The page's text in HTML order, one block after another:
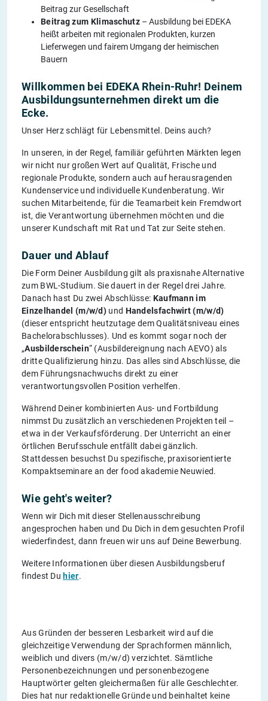
Beitrag zur Gesellschaft
Beitrag zum Klimaschutz– Ausbildung bei EDEKA
heißt arbeiten mit regionalen Produkten, kurzen
Lieferwegen und fairem Umgang der heimischen
Bauern
Willkommen bei EDEKA Rhein-Ruhr! Deinem
Ausbildungsunternehmen direkt um die
Ecke.
Unser Herz schlägt für Lebensmittel. Deins auch?
In unseren, in der Regel, familiär geführten Märkten legen
wir nicht nur großen Wert auf Qualität, Frische und
regionale Produkte, sondern auch auf herausragenden
Kundenservice und individuelle Kundenberatung. Wir
suchen Mitarbeitende, für die Teamarbeit kein Fremdwort
ist, die Verantwortung übernehmen möchten und die
unserer Kundschaft mit Rat und Tat zur Seite stehen.
Dauer und Ablauf
Die Form Deiner Ausbildung gilt als praxisnahe Alternative
zum BWL-Studium. Sie dauert in der Regel drei Jahre.
Danach hast Du zwei Abschlüsse: Kaufmann im
Einzelhandel (m/w/d) und Handelsfachwirt (m/w/d)
(dieser entspricht heutzutage dem Qualitätsniveau eines
Bachelorabschlusses). Und es kommt sogar noch der
„Ausbilderschein“ (Ausbildereignung nach AEVO) als
dritte Qualifizierung hinzu. Das alles sind Abschlüsse, die
dem Führungsnachwuchs direkt zu einer
verantwortungsvollen Position verhelfen.
Während Deiner kombinierten Aus- und Fortbildung
nimmst Du zusätzlich an verschiedenen Projekten teil –
etwa in der Verkaufsförderung. Der Unterricht an einer
örtlichen Berufsschule entfällt dabei gänzlich.
Stattdessen besuchst Du spezifische, praxisorientierte
Kompaktseminare an der food akademie Neuwied.
Wie geht's weiter?
Wenn wir Dich mit dieser Stellenausschreibung
angesprochen haben und Du Dich in dem gesuchten Profil
wiederfindest, dann freuen wir uns auf Deine Bewerbung.
Weitere Informationen über diesen Ausbildungsberuf
findest Du hier.
Aus Gründen der besseren Lesbarkeit wird auf die
gleichzeitige Verwendung der Sprachformen männlich,
weiblich und divers (m/w/d) verzichtet. Sämtliche
Personenbezeichnungen und personenbezogene
Hauptwörter gelten gleichermaßen für alle Geschlechter.
Dies hat nur redaktionelle Gründe und beinhaltet keine